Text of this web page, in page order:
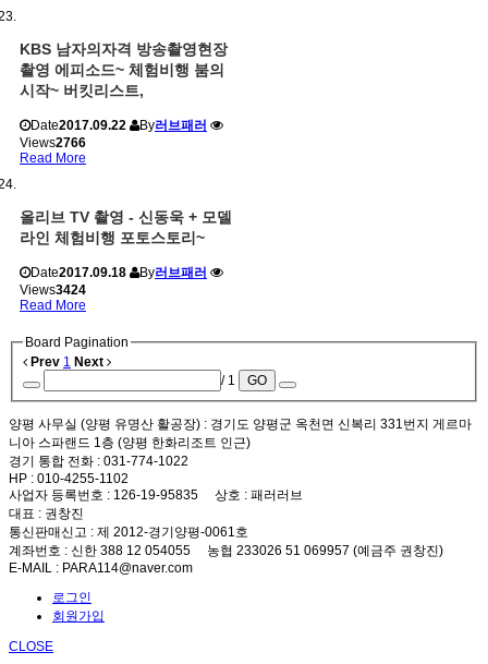
KBS 남자의자격 방송촬영현장
촬영 에피소드~ 체험비행 붐의
시작~ 버킷리스트,
Date2017.09.22 By러브패러
Views2766
Read More
올리브 TV 촬영 - 신동욱 + 모델
라인 체험비행 포토스토리~
Date2017.09.18 By러브패러
Views3424
Read More
Board Pagination
Prev 1 Next
/ 1
GO
양평 사무실 (양평 유명산 활공장) : 경기도 양평군 옥천면 신복리 331번지 게르마
니아 스파랜드 1층 (양평 한화리조트 인근)
경기 통합 전화 : 031-774-1022
HP : 010-4255-1102
사업자 등록번호 : 126-19-95835 상호 : 패러러브
대표 : 권창진
통신판매신고 : 제 2012-경기양평-0061호
계좌번호 : 신한 388 12 054055 농협 233026 51 069957 (예금주 권창진)
E-MAIL : PARA114@naver.com
로그인
회원가입
CLOSE